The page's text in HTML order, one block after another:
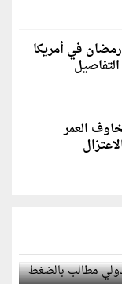
في أمريكا
العمر
الدولي مطالب